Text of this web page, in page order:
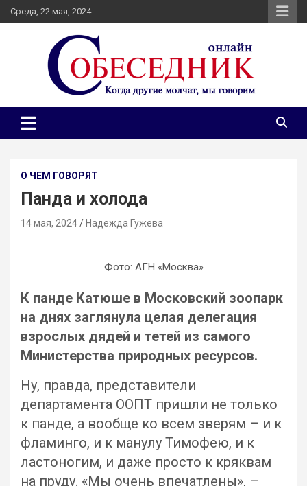
Skip
to
Среда, 22 мая, 2024
Собеседник онлайн
Собеседник. Журналистские расследования, специальные
репортажи и эксклюзивные интервью.
О ЧЕМ ГОВОРЯТ
Панда и холода
14 мая, 2024 Надежда Гужева
Фото: АГН «Москва»
К панде Катюше в Московский зоопарк
на днях заглянула целая делегация
взрослых дядей и тетей из самого
Министерства природных ресурсов.
Ну, правда, представители
департамента ООПТ пришли не только
к панде, а вообще ко всем зверям – и к
фламинго, и к манулу Тимофею, и к
ластоногим, и даже просто к кряквам
на пруду. «Мы очень впечатлены», –